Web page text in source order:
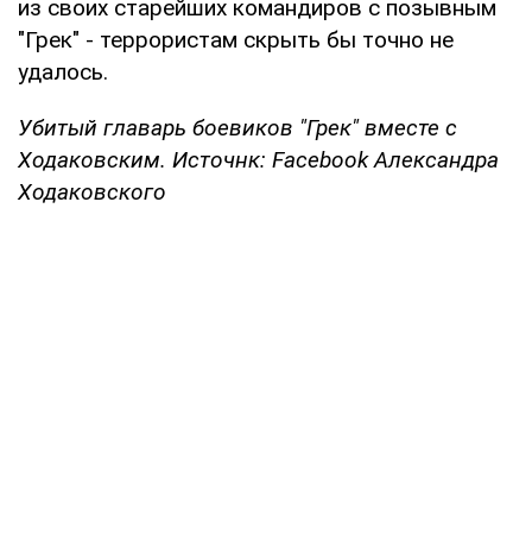
из своих старейших командиров с позывным
"Грек" - террористам скрыть бы точно не
удалось.
Убитый главарь боевиков "Грек" вместе с
Ходаковским. Источнк: Facebook Александра
Ходаковского